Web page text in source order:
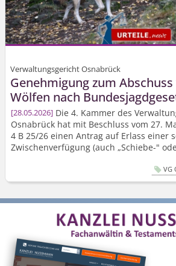
Verwaltungsgericht Osnabrück
Genehmigung zum
Wölfen nach
28.05.2026 Die 4. Kammer des
Osnabrück hat mit Beschluss vom 27.
4 B 25/26 einen Antrag auf Erlass einer
Zwischenverfügung (auch „Schiebe-"
VG